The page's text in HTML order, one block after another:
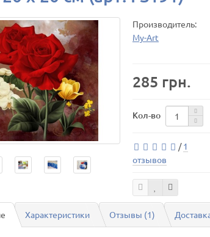
Производитель:
My-Art
285 грн.
Кол-во
/1
отзывов
Характеристики Отзывы (1)